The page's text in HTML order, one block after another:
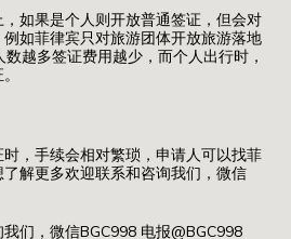
如果是个人则开放普通签证，但会对
如菲律宾只对旅游团体开放旅游落地
越多签证费用越少，而个人出行时，
，手续会相对繁琐，申请人可以找菲
解更多欢迎联系和咨询我们，微信
们，微信BGC998 电报@BGC998